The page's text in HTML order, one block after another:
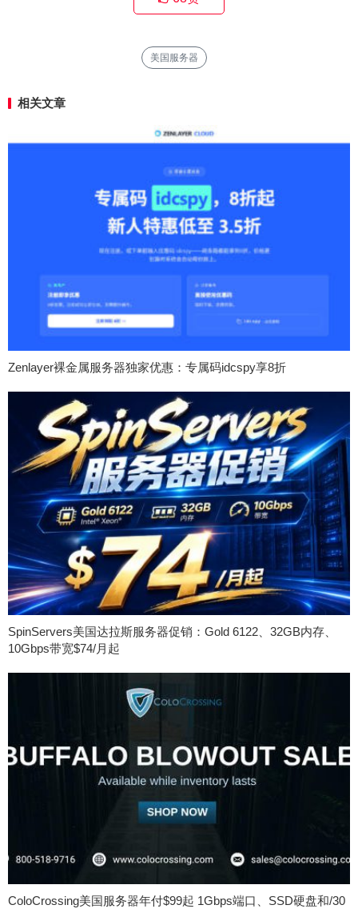
美国服务器
相关文章
Zenlayer裸金属服务器独家优惠：专属码idcspy享8折
SpinServers美国达拉斯服务器促销：Gold 6122、32GB内存、
10Gbps带宽$74/月起
ColoCrossing美国服务器年付$99起 1Gbps端口、SSD硬盘和/30